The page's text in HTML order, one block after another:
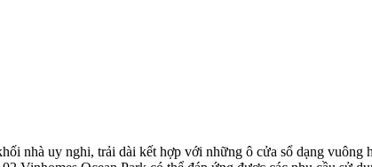
nhà uy nghi, trải dài kết hợp với những ô cửa sổ dạng vuông